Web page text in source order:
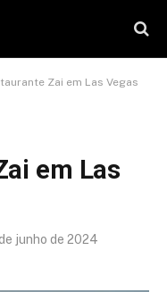
Zai em Las Vegas
em Las
junho de 2024